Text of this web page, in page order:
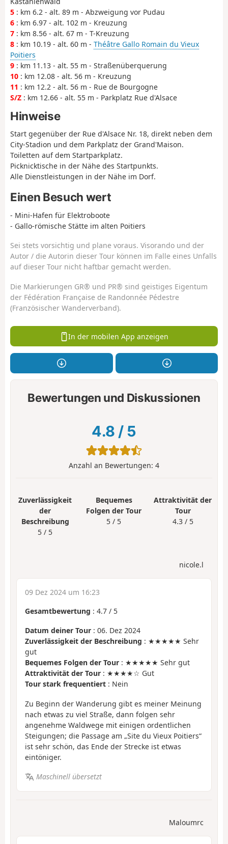
5 : km 6.2 - alt. 89 m - Abzweigung vor Pudau
6 : km 6.97 - alt. 102 m - Kreuzung
7 : km 8.56 - alt. 67 m - T-Kreuzung
8 : km 10.19 - alt. 60 m - Théâtre Gallo Romain du Vieux
Poitiers
9 : km 11.13 - alt. 55 m - Straßenüberquerung
10 : km 12.08 - alt. 56 m - Kreuzung
11 : km 12.2 - alt. 56 m - Rue de Bourgogne
S/Z : km 12.66 - alt. 55 m - Parkplatz Rue d'Alsace
Hinweise
Start gegenüber der Rue d'Alsace Nr. 18, direkt neben dem
City-Stadion und dem Parkplatz der Grand'Maison.
Toiletten auf dem Startparkplatz.
Picknicktische in der Nähe des Startpunkts.
Alle Dienstleistungen in der Nähe im Dorf.
Einen Besuch wert
- Mini-Hafen für Elektroboote
- Gallo-römische Stätte im alten Poitiers
Sei stets vorsichtig und plane voraus. Visorando und der
Autor / die Autorin dieser Tour können im Falle eines Unfalls
auf dieser Tour nicht haftbar gemacht werden.
Die Markierungen GR® und PR® sind geistiges Eigentum
der Fédération Française de Randonnée Pédestre
(Französischer Wanderverband).
In der mobilen App anzeigen
Bewertungen und Diskussionen
4.8 / 5
Anzahl an Bewertungen: 4
Zuverlässigkeit
der
Beschreibung
5 / 5
Bequemes
Folgen der Tour
5 / 5
Attraktivität der
Tour
4.3 / 5
nicole.l
09 Dez 2024 um 16:23
Gesamtbewertung : 4.7 / 5
Datum deiner Tour : 06. Dez 2024
Zuverlässigkeit der Beschreibung : ★★★★★ Sehr
gut
Bequemes Folgen der Tour : ★★★★★ Sehr gut
Attraktivität der Tour : ★★★★☆ Gut
Tour stark frequentiert : Nein
Zu Beginn der Wanderung gibt es meiner Meinung
nach etwas zu viel Straße, dann folgen sehr
angenehme Waldwege mit einigen ordentlichen
Steigungen; die Passage am „Site du Vieux Poitiers“
ist sehr schön, das Ende der Strecke ist etwas
eintöniger.
Maschinell übersetzt
Maloumrc